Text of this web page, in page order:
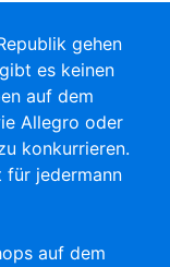
gehen
es keinen
auf dem
Allegro oder
konkurrieren.
für jedermann
auf dem